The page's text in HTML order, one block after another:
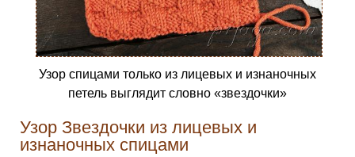
Узор спицами только из лицевых и изнаночных
петель выглядит словно «звездочки»
Узор Звездочки из лицевых и
изнаночных спицами